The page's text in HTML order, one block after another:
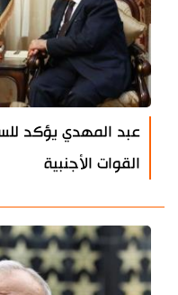
عبد المهدي يؤكد
القوات الأجنبية